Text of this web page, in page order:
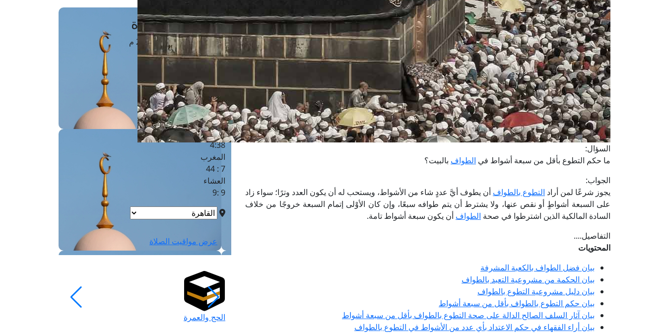
السؤال:
ما حكم التطوع بأقل من سبعة أشواط في الطواف بالبيت؟
الجواب:
يجوز شرعًا لمن أراد التطوع بالطواف أن يطوف أيَّ عددٍ شاء من الأشواط، ويستحب له أن يكون العدد وترًا؛ سواء زاد
على السبعة أشواطٍ أو نقص عنها، ولا يشترط أن يتم طوافه سبعًا، وإن كان الأوْلى إتمام السبعة خروجًا من خلاف
السادة المالكية الذين اشترطوا في صحة الطواف أن يكون سبعة أشواط تامة.
التفاصيل....
المحتويات
بيان فضل الطواف بالكعبة المشرفة
بيان الحكمة من مشروعية التعبد بالطواف
بيان دليل مشروعية التطوع بالطواف
بيان حكم التطوع بالطواف بأقل من سبعة أشواط
بيان آثار السلف الصالح الدالة على صحة التطوع بالطواف بأقل من سبعة أشواط
بيان أراء الفقهاء في حكم الاعتداد بأي عدد من الأشواط في التطوع بالطواف
مَواقِيتُ الصَّـــلاة
القاهرة · 07 أغسطس 2026 م
الفجر
الشروق
الظهر
1 : 1
العصر
4:38
المغرب
7 : 44
العشاء
9 :9
عرض مواقيت الصلاة
الحج والعمرة